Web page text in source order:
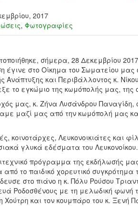
2017
, Φωτογραφίες
σήμερα, 28 Δεκεμβρίου
έγινε στο Οίκημα του Σωματείου
Ανάπτυξης και Περιβάλλοντος κ.
το εγκώμιο της κωμόπολής μας, της
μας, κ. Ζήνα Λυσάνδρου Παναγίδη,
μαζί μας από την κωμόπολή μας
κοινοτάρχες, Λευκονοικιάτες και
γλυκά εδέσματα του Λευκονοίκου.
πρόγραμμα της εκδήλωσής
το παιδικό χορευτικό
στο πιάνο η κ. Πόλυ Ρούσου
Ροδοσθένους με τη μελωδική φωνή
Χούτρη και τον κουμπάρο του κ. Ξενή